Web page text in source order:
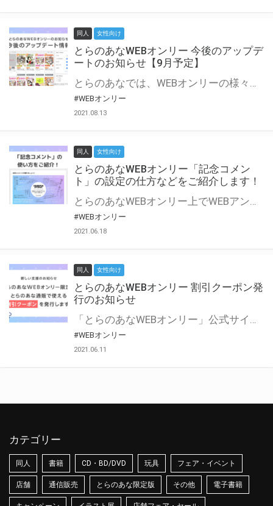
同人 女性向け
とらのあなWEBオンリー 今後のアップデ
ートのお知らせ【9月予定】
とらのあなでは、WEBオンリーの様々な支援を実施しています。 今回は2021年9月に実装を予定しているアップデート情報についてご紹介いたします。 とらのあなWEBオンリーサイトはこちら
#WEBオンリー
2021.08.13
同人 女性向け
とらのあなWEBオンリー「記念コメン
ト」の設定の仕方などをご紹介します！
とらのあなWEBオンリー上でWEBアンソロジーが作成できる「記念コメント」について、その使い方や作成手順を解説します！ 支援タイプを「サークル参加型」「サークル参加型・マルシェ(イベント会場)機能付き」でお申し込みいただいている主催者様はぜひご活用ください♪ とらのあなWEBオンリーサイトはこちら
#WEBオンリー
2021.06.18
同人 女性向け
とらのあなWEBオンリー 割引クーポン発
行のお知らせ
「とらのあなWEBオンリー」公式サイトでとらのあな通販の「割引クーポン」を配布中！ イベントごとに開催当日限定で使える割引クーポンのシリアルコードを発行します。 とらのあなWEBオンリーのページをチェックして、イベント当日にお得にお買い物を楽しみましょう♪ ※本キャンペーンは予告なく終了する場合がございます。 とらのあなWEBオンリーサイトはこちら
#WEBオンリー
2021.06.11
カテゴリー
同人 書籍 CD・BD/DVD 玩具 フェア・イベント
店舗 通信販売 とらのあな限定版 その他 電子書籍